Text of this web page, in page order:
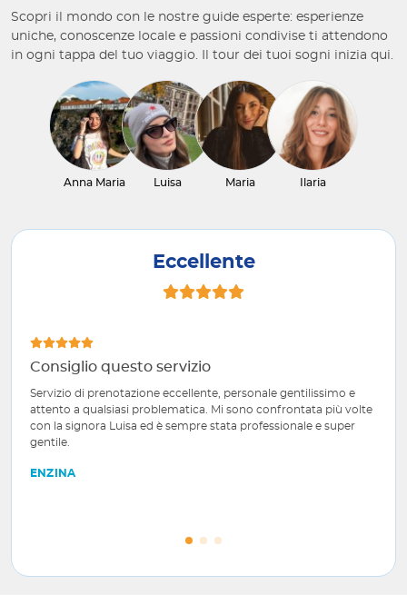
Scopri il mondo con le nostre guide esperte: esperienze
uniche, conoscenze locale e passioni condivise ti attendono
in ogni tappa del tuo viaggio. Il tour dei tuoi sogni inizia qui.
Anna Maria Luisa Maria Ilaria
Eccellente
Consiglio questo servizio
Servizio di prenotazione eccellente, personale gentilissimo e
attento a qualsiasi problematica. Mi sono confrontata più volte
con la signora Luisa ed è sempre stata professionale e super
gentile.
ENZINA